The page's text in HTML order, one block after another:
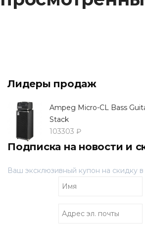
Лидеры продаж
Ampeg Micro-CL Bass
Stack
103303 ₽
Подписка на новости и
Ваш эксклюзивный купон на скидку